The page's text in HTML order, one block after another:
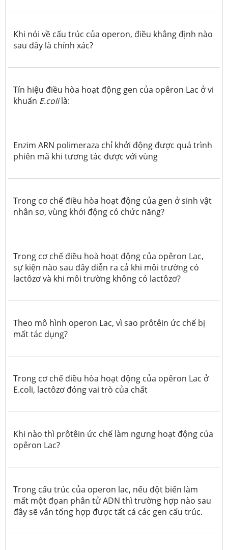
Khi nói về cấu trúc của operon, điều khẳng định nào
sau đây là chính xác?
Tín hiệu điều hòa hoạt động gen của opêron Lac ở vi
khuẩn E.colilà:
Enzim ARN polimeraza chỉ khởi động được quá trình
phiên mã khi tương tác được với vùng
Trong cơ chế điều hòa hoạt động của gen ở sinh vật
nhân sơ, vùng khởi động có chức năng?
Trong cơ chế điều hoà hoạt động của opêron Lac,
sự kiện nào sau đây diễn ra cả khi môi trường có
lactôzơ và khi môi trường không có lactôzơ?
Theo mô hình operon Lac, vì sao prôtêin ức chế bị
mất tác dụng?
Trong cơ chế điều hòa hoạt động của opêron Lac ở
E.coli, lactôzơ đóng vai trò của chất
Khi nào thì prôtêin ức chế làm ngưng hoạt động của
opêron Lac?
Trong cấu trúc của operon lac, nếu đột biến làm
mất một đọan phân tử ADN thì trường hợp nào sau
đây sẽ vẫn tổng hợp được tất cả các gen cấu trúc.